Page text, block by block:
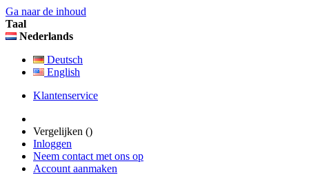
Ga naar de inhoud
Taal
Nederlands
Deutsch
English
Klantenservice
Vergelijken ()
Inloggen
Neem contact met ons op
Account aanmaken